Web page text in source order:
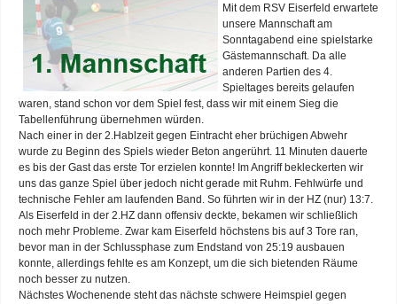
Mit dem RSV Eiserfeld erwartete
unsere Mannschaft am
Sonntagabend eine spielstarke
Gästemannschaft. Da alle
anderen Partien des 4.
Spieltages bereits gelaufen
waren, stand schon vor dem Spiel fest, dass wir mit einem Sieg die
Tabellenführung übernehmen würden.
Nach einer in der 2.Hablzeit gegen Eintracht eher brüchigen Abwehr
wurde zu Beginn des Spiels wieder Beton angerührt. 11 Minuten dauerte
es bis der Gast das erste Tor erzielen konnte! Im Angriff bekleckerten wir
uns das ganze Spiel über jedoch nicht gerade mit Ruhm. Fehlwürfe und
technische Fehler am laufenden Band. So führten wir in der HZ (nur) 13:7.
Als Eiserfeld in der 2.HZ dann offensiv deckte, bekamen wir schließlich
noch mehr Probleme. Zwar kam Eiserfeld höchstens bis auf 3 Tore ran,
bevor man in der Schlussphase zum Endstand von 25:19 ausbauen
konnte, allerdings fehlte es am Konzept, um die sich bietenden Räume
noch besser zu nutzen.
Nächstes Wochenende steht das nächste schwere Heimspiel gegen